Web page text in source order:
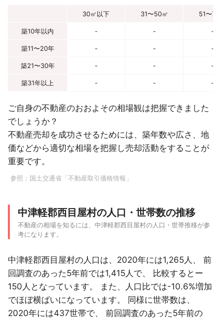
30㎡以下 31〜50㎡ 51〜70
築10年以内 - - -
築11〜20年 - - -
築21〜30年 - - -
築31年以上 - - -
ご自身の不動産のおおよその相場観は把握できました
でしょうか？
不動産売却を成功させるためには、築年数や広さ、地
価などから適切な相場を把握し売却活動をすることが
重要です。
参照： 国土交通省「不動産取引価格情報」
中津軽郡西目屋村の人口・世帯数の推移
不動産の相場を知るには、中津軽郡西目屋村の人口・世帯推移が参
考になります。
中津軽郡西目屋村の人口は、2020年には1,265人、 前
回調査のあった5年前では1,415人で、 比較するとー
150人となっています。 また、人口比では-10.6%増加
でほぼ横ばいになっています。 同様に世帯数は、
2020年には437世帯で、 前回調査のあった5年前の